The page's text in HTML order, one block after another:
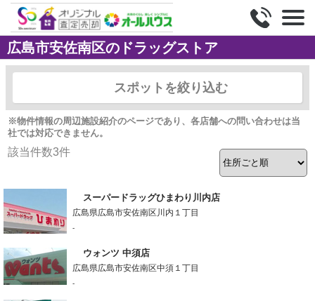
広島市安佐南区のドラッグストア
スポットを絞り込む
※物件情報の周辺施設紹介のページであり、各店舗への問い合わせは当
社では対応できません。
該当件数3件
スーパードラッグひまわり川内店
広島県広島市安佐南区川内１丁目
-
ウォンツ 中須店
広島県広島市安佐南区中須１丁目
-